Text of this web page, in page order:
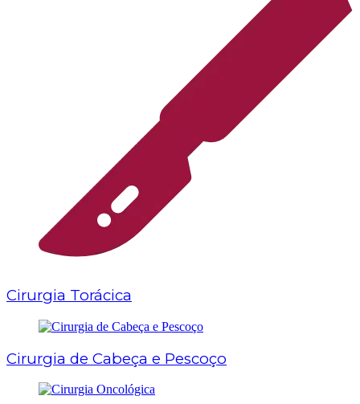
Cirurgia Torácica
Cirurgia de Cabeça e Pescoço